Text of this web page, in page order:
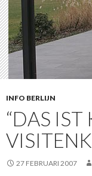
INFO BERLIJN
“DAS IST
27 FEBRUARI 2007